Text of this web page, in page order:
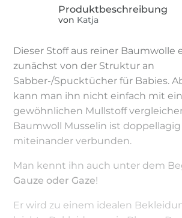
von Katja
Dieser Stoff aus reiner Baumwolle
zunächst von der Struktur an
Sabber-/Spucktücher für Babies.
kann man ihn nicht einfach mit
gewöhnlichen Mullstoff
Baumwoll Musselin ist
miteinander verbunden.
Man kennt ihn auch unter dem
Gauze oder Gaze!
Er wird zu einem idealen